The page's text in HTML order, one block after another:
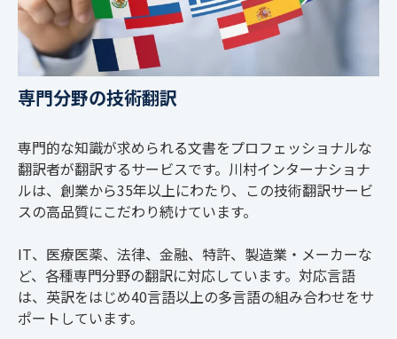
専門分野の技術翻訳
専門的な知識が求められる文書をプロフェッショナルな
翻訳者が翻訳するサービスです。川村インターナショナ
ルは、創業から35年以上にわたり、この技術翻訳サービ
スの高品質にこだわり続けています。
IT、医療医薬、法律、金融、特許、製造業・メーカーな
ど、各種専門分野の翻訳に対応しています。対応言語
は、英訳をはじめ40言語以上の多言語の組み合わせをサ
ポートしています。